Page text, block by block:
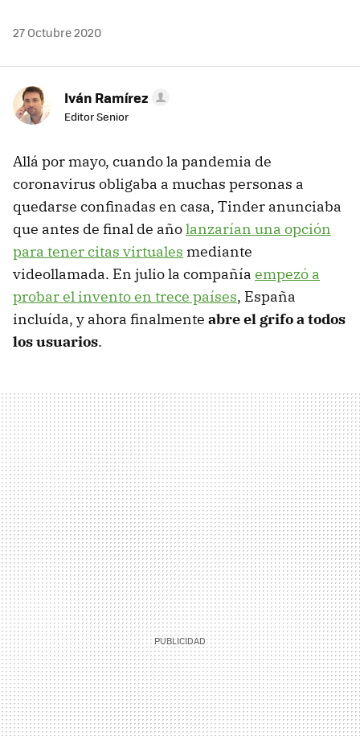
27 Octubre 2020
Iván Ramírez
Editor Senior
Allá por mayo, cuando la pandemia de
coronavirus obligaba a muchas personas a
quedarse confinadas en casa, Tinder anunciaba
que antes de final de añolanzarían una opción
para tener citas virtuales mediante
videollamada. En julio la compañía empezó a
probar el invento en trece países, España
incluída, y ahora finalmente abre el grifo a todos
los usuarios.